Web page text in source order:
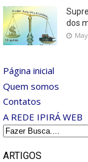
dos
Página inicial
Quem somos
Contatos
A REDE IPIRÁ WEB
ARTIGOS